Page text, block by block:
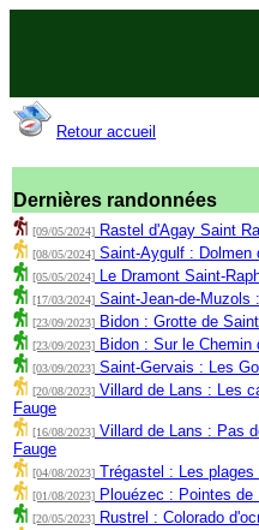
Retour accueil
Dernières randonnées
[09/05/2024] Rastel d'Agay Saint
[08/05/2024] Saint-Aygulf : Dolmen
[05/05/2024] Le Dramont Saint-
[17/03/2024] Saint-Jean-de-Muzols
[23/09/2023] Bidon : Grotte de
[23/09/2023] Bidon : Sur le Chemin
[03/09/2023] Saint-Gervais : Les
[20/08/2023] Villard de Lans : Les
Fauge
[16/08/2023] Villard de Lans : Pas
Fauge
[04/08/2023] Trégastel : Les
[01/08/2023] Plouézec : Pointes de
[20/05/2023] Rustrel : Colorado